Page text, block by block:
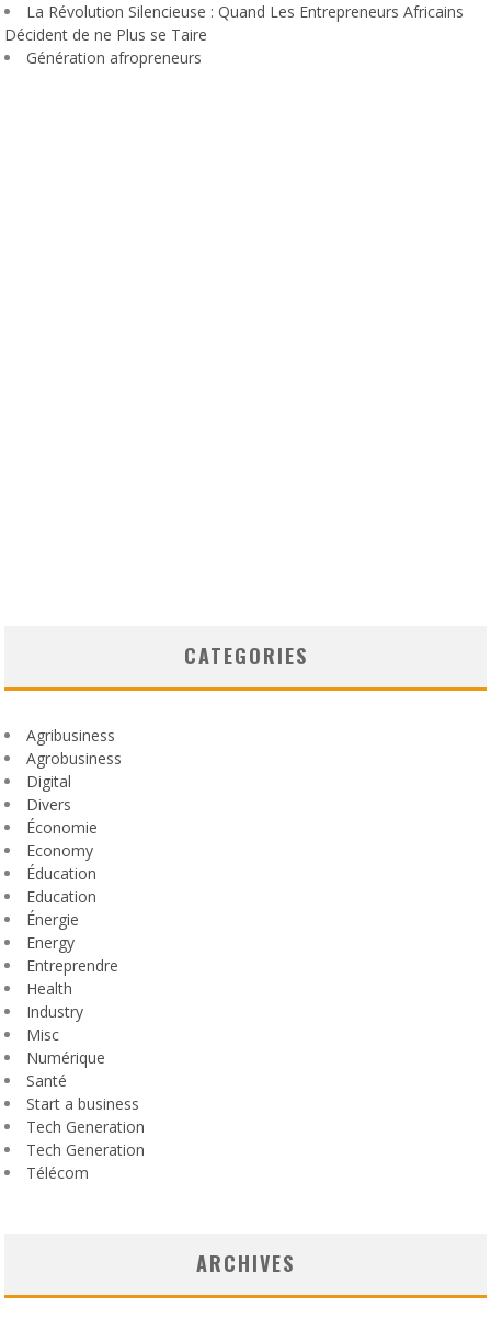
La Révolution Silencieuse : Quand Les Entrepreneurs Africains
Décident de ne Plus se Taire
Génération afropreneurs
CATEGORIES
Agribusiness
Agrobusiness
Digital
Divers
Économie
Economy
Éducation
Education
Énergie
Energy
Entreprendre
Health
Industry
Misc
Numérique
Santé
Start a business
Tech Generation
Tech Generation
Télécom
ARCHIVES